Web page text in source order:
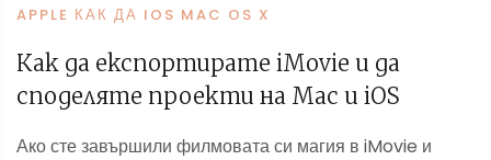
APPLE КАК ДА IOS MAC OS X
Как да експортирате iMovie и да
споделяте проекти на Mac и iOS
Ако сте завършили филмовата си магия в iMovie и